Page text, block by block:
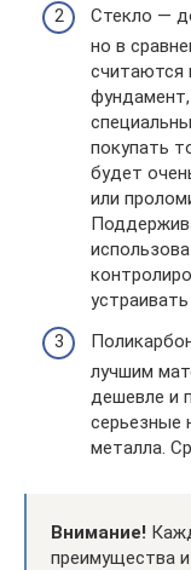
Стекло —
но в
считаются
покупать
будет
или
лучшим
дешевле и
серьезные
металла.
Внимание!
преимущества